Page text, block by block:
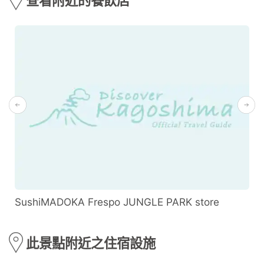
SushiMADOKA Frespo JUNGLE PARK store
此景點附近之住宿設施